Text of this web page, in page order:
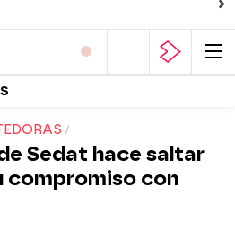
Sedat hace saltar
compromiso con